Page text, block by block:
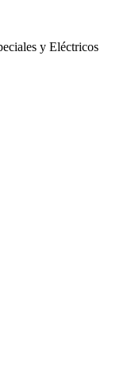
y Eléctricos